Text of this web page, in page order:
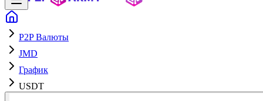
P2P Валюты
JMD
График
USDT